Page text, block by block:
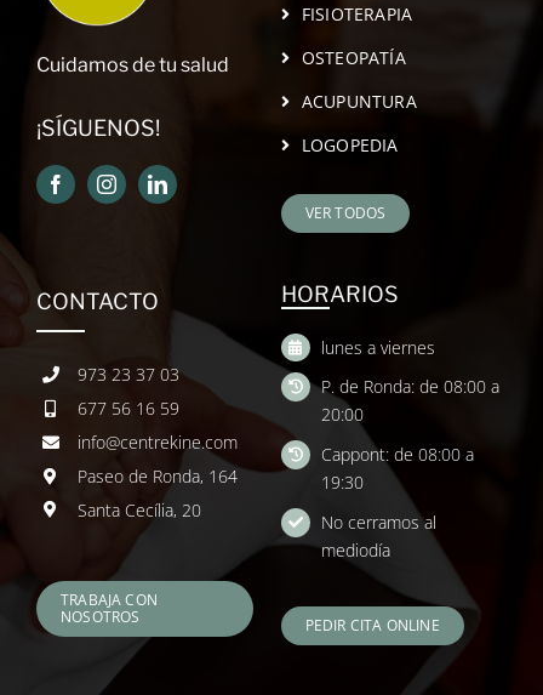
Cuidamos de tu salud
¡SÍGUENOS!
FISIOTERAPIA
OSTEOPATÍA
ACUPUNTURA
LOGOPEDIA
VER TODOS
CONTACTO
973 23 37 03
677 56 16 59
info@centrekine.com
Paseo de Ronda, 164
Santa Cecília, 20
TRABAJA CON
NOSOTROS
HORARIOS
lunes a viernes
P. de Ronda: de 08:00 a
20:00
Cappont: de 08:00 a
19:30
No cerramos al
mediodía
PEDIR CITA ONLINE